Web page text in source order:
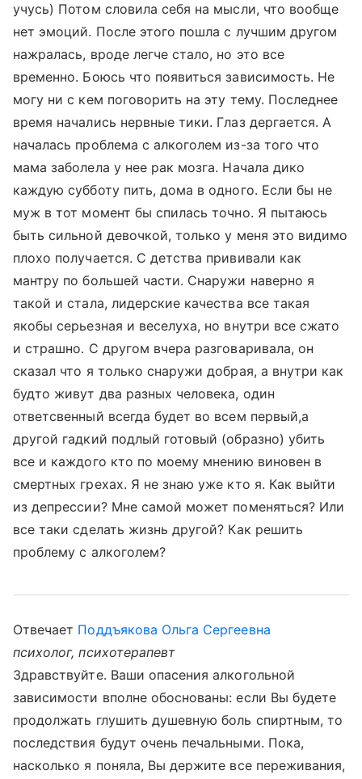
учусь) Потом словила себя на мысли, что вообще
нет эмоций. После этого пошла с лучшим другом
нажралась, вроде легче стало, но это все
временно. Боюсь что появиться зависимость. Не
могу ни с кем поговорить на эту тему. Последнее
время начались нервные тики. Глаз дергается. А
началась проблема с алкоголем из-за того что
мама заболела у нее рак мозга. Начала дико
каждую субботу пить, дома в одного. Если бы не
муж в тот момент бы спилась точно. Я пытаюсь
быть сильной девочкой, только у меня это видимо
плохо получается. С детства прививали как
мантру по большей части. Снаружи наверно я
такой и стала, лидерские качества все такая
якобы серьезная и веселуха, но внутри все сжато
и страшно. С другом вчера разговаривала, он
сказал что я только снаружи добрая, а внутри как
будто живут два разных человека, один
ответсвенный всегда будет во всем первый,а
другой гадкий подлый готовый (образно) убить
все и каждого кто по моему мнению виновен в
смертных грехах. Я не знаю уже кто я. Как выйти
из депрессии? Мне самой может поменяться? Или
все таки сделать жизнь другой? Как решить
проблему с алкоголем?
Отвечает Поддъякова Ольга Сергеевна
психолог, психотерапевт
Здравствуйте. Ваши опасения алкогольной
зависимости вполне обоснованы: если Вы будете
продолжать глушить душевную боль спиртным, то
последствия будут очень печальными. Пока,
насколько я поняла, Вы держите все переживания,